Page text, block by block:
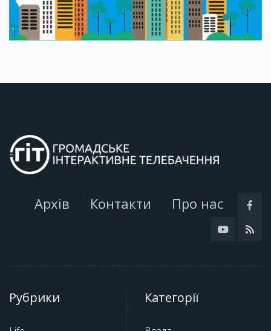
Архів Контакти Про нас
Рубрики Категорії